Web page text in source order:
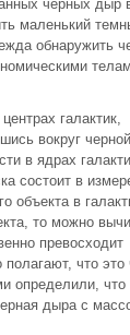
черных дыр
маленький
обнаружить
галактик,
вокруг
в ядрах
состоит в
объекта в
то можно
превосходит
что это
определили, что
дыра с